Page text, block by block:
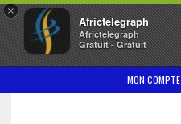
×
Africtelegraph
Africtelegraph
Gratuit - Gratuit
MON COMPTE